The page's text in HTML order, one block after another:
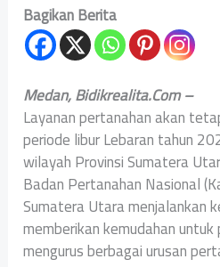
Bagikan Berita
Medan, Bidikrealita.Com –
Layanan pertanahan akan
periode libur Lebaran tahun
wilayah Provinsi Sumatera
Badan Pertanahan Nasional
Sumatera Utara menjalankan
memberikan kemudahan
mengurus berbagai urusan